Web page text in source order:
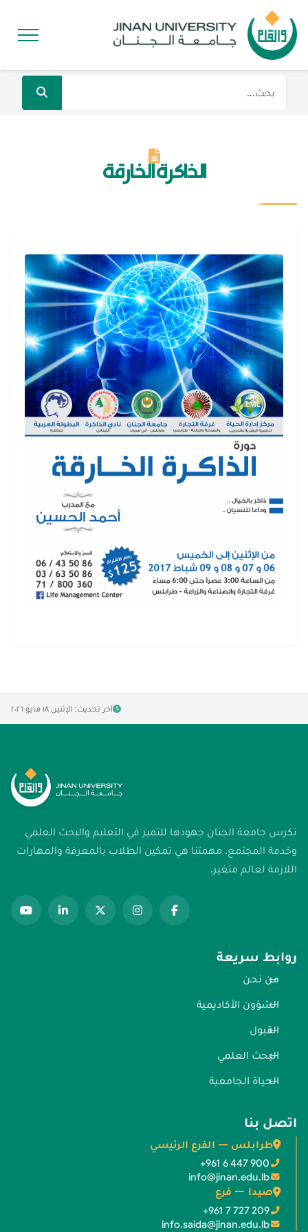
الذاكرة الخارقة
آخر تحديث: الإثنين ١٨ مايو ٢٠٢٦
تكرس جامعة الجنان جهودها للتميز في التعليم والبحث العلمي
وخدمة المجتمع. مهمتنا هي تمكين الطلاب بالمعرفة والمهارات
اللازمة لعالم متغير.
روابط سريعة
من نحن
الشؤون الأكاديمية
القبول
البحث العلمي
الحياة الجامعية
اتصل بنا
طرابلس — الفرع الرئيسي
+961 6 447 900
info@jinan.edu.lb
صيدا — فرع
+961 7 727 209
info.saida@jinan.edu.lb